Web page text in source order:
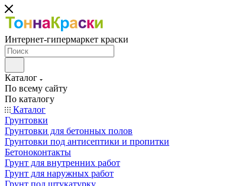
Интернет-гипермаркет краски
Каталог
По всему сайту
По каталогу
Каталог
Грунтовки
Грунтовки для бетонных полов
Грунтовки под антисептики и пропитки
Бетоноконтакты
Грунт для внутренних работ
Грунт для наружных работ
Грунт под штукатурку